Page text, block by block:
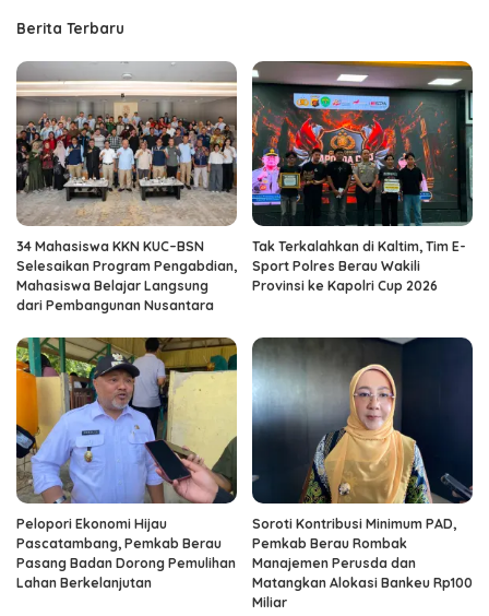
Berita Terbaru
34 Mahasiswa KKN KUC–BSN
Selesaikan Program Pengabdian,
Mahasiswa Belajar Langsung
dari Pembangunan Nusantara
Tak Terkalahkan di Kaltim, Tim E-
Sport Polres Berau Wakili
Provinsi ke Kapolri Cup 2026
Pelopori Ekonomi Hijau
Pascatambang, Pemkab Berau
Pasang Badan Dorong Pemulihan
Lahan Berkelanjutan
Soroti Kontribusi Minimum PAD,
Pemkab Berau Rombak
Manajemen Perusda dan
Matangkan Alokasi Bankeu Rp100
Miliar